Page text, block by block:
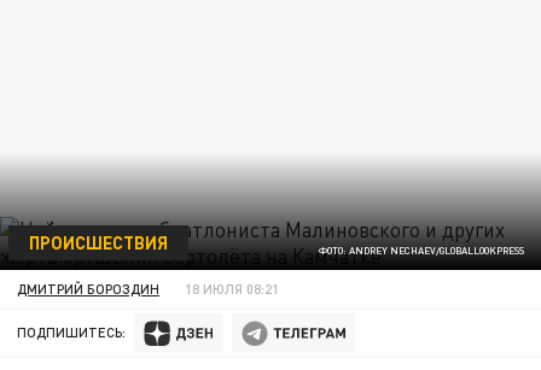
ФОТО: ANDREY NECHAEV/GLOBALLOOKPRESS
ПРОИСШЕСТВИЯ
ДМИТРИЙ БОРОЗДИН 18 ИЮЛЯ 08:21
ПОДПИШИТЕСЬ: